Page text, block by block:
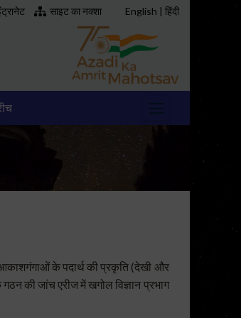
साइट का नक्शा English | हिंदी
के पदार्थ की प्रकृति (देखी और
की जांच एरीज में खगोल विज्ञान प्रभाग